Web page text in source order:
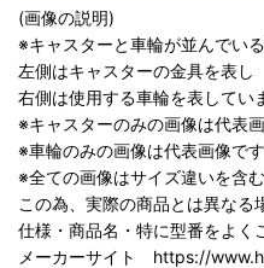
(画像の説明)
※キャスターと車輪が並んでい
左側はキャスターの金具を表し
右側は使用する車輪を表してい
※キャスターのみの画像は代表
※車輪のみの画像は代表画像です
※全ての画像はサイズ違いを含
この為、実際の商品とは異なる
仕様・商品名・特に型番をよく
メーカーサイト https://